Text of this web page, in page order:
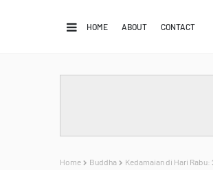
HOME ABOUT CONTACT
Home Buddha Kedamaian di Hari